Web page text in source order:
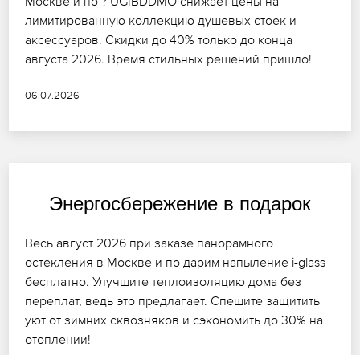
лимитированную коллекцию душевых стоек и
аксессуаров. Скидки до 40% только до конца
августа 2026. Время стильных решений пришло!
06.07.2026
Энергосбережение в подарок
Весь август 2026 при заказе панорамного
остекления в Москве и по дарим напыление i-glass
бесплатно. Улучшите теплоизоляцию дома без
переплат, ведь это предлагает. Спешите защитить
уют от зимних сквозняков и сэкономить до 30% на
отоплении!